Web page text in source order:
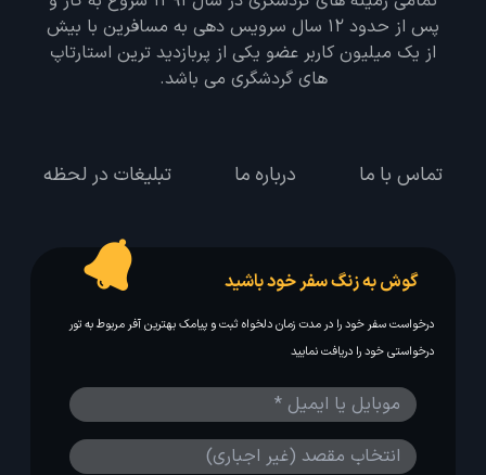
پس از حدود 12 سال سرویس دهی به مسافرین با بیش
از یک میلیون کاربر عضو یکی از پربازدید ترین استارتاپ
های گردشگری می باشد.
تماس با ما درباره ما تبلیغات در لحظه
گوش به زنگ سفر خود باشید
درخواست سفر خود را در مدت زمان دلخواه ثبت و پیامک بهترین آفر مربوط به تور
درخواستی خود را دریافت نمایید